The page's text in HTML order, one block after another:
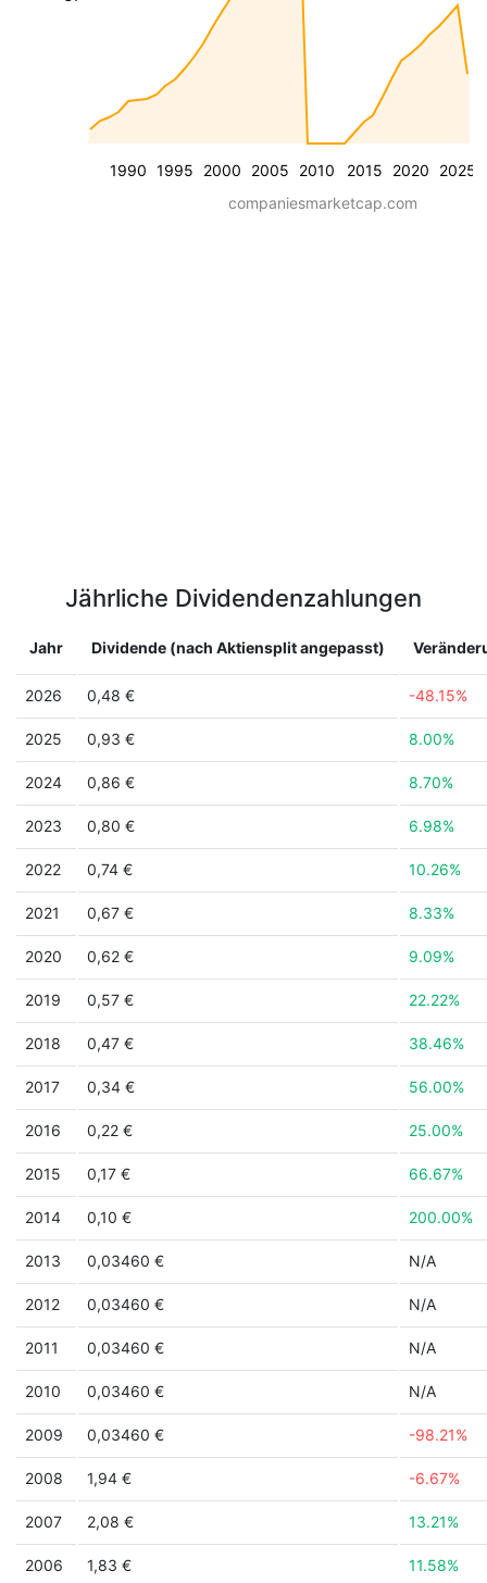
1990 1995 2000 2005 2010 2015 2020 2025
companiesmarketcap.com
Jährliche Dividendenzahlungen
Jahr Dividende (nach Aktiensplit angepasst)
2026 0,48 € -48.15%
2025 0,93 € 8.00%
2024 0,86 € 8.70%
2023 0,80 € 6.98%
2022 0,74 € 10.26%
2021 0,67 € 8.33%
2020 0,62 € 9.09%
2019 0,57 € 22.22%
2018 0,47 € 38.46%
2017 0,34 € 56.00%
2016 0,22 € 25.00%
2015 0,17 € 66.67%
2014 0,10 € 200.00%
2013 0,03460 € N/A
2012 0,03460 € N/A
2011 0,03460 € N/A
2010 0,03460 € N/A
2009 0,03460 € -98.21%
2008 1,94 € -6.67%
2007 2,08 € 13.21%
2006 1,83 € 11.58%